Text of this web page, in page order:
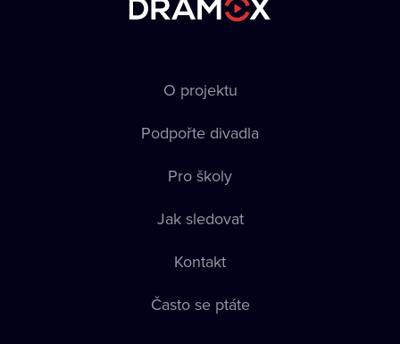
O projektu
Podpořte divadla
Pro školy
Jak sledovat
Kontakt
Často se ptáte